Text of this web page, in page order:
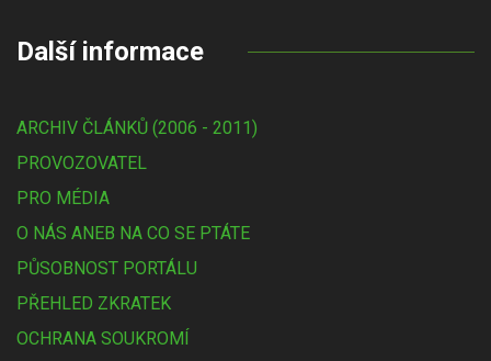
Další informace
ARCHIV ČLÁNKŮ (2006 - 2011)
PROVOZOVATEL
PRO MÉDIA
O NÁS ANEB NA CO SE PTÁTE
PŮSOBNOST PORTÁLU
PŘEHLED ZKRATEK
OCHRANA SOUKROMÍ